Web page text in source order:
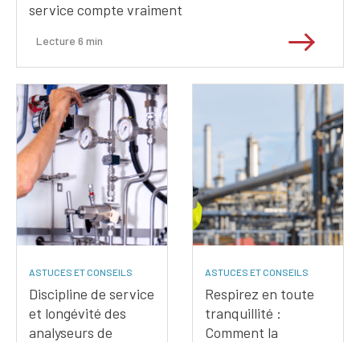
service compte vraiment
Lecture 6 min
ASTUCES ET CONSEILS
Discipline de service
et longévité des
analyseurs de
ASTUCES ET CONSEILS
Respirez en toute
tranquillité :
Comment la